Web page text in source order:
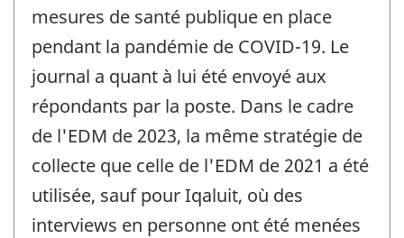
mesures de santé publique en place
pendant la pandémie de COVID-19. Le
journal a quant à lui été envoyé aux
répondants par la poste. Dans le cadre
de l'EDM de 2023, la même stratégie de
collecte que celle de l'EDM de 2021 a été
utilisée, sauf pour Iqaluit, où des
interviews en personne ont été menées